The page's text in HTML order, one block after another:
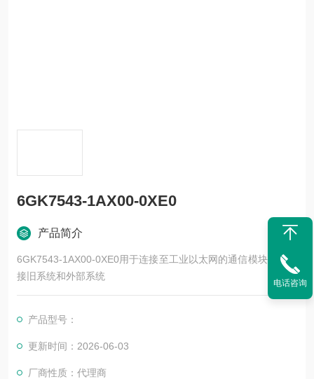
6GK7543-1AX00-0XE0
产品简介
6GK7543-1AX00-0XE0用于连接至工业以太网的通信模块，可连
接旧系统和外部系统
产品型号：
更新时间：2026-06-03
厂商性质：代理商
电话咨询